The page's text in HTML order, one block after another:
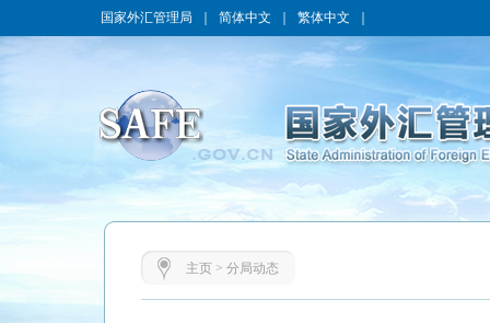
国家外汇管理局 简体中文 繁体中文
主页> 分局动态